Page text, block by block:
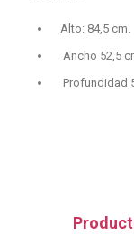
⁠Alto: 84,5 cm.
⁠Ancho 52,5
⁠Profundidad